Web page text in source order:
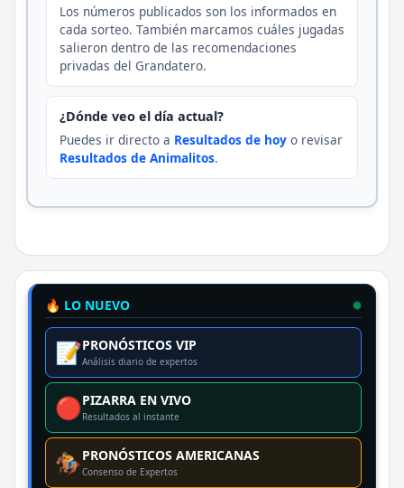
Los números publicados son los informados en
cada sorteo. También marcamos cuáles jugadas
salieron dentro de las recomendaciones
privadas del Grandatero.
¿Dónde veo el día actual?
Puedes ir directo a Resultados de hoy o revisar
Resultados de Animalitos.
🔥 LO NUEVO
📝PRONÓSTICOS VIP
Análisis diario de expertos
🔴PIZARRA EN VIVO
Resultados al instante
🏇PRONÓSTICOS AMERICANAS
Consenso de Expertos